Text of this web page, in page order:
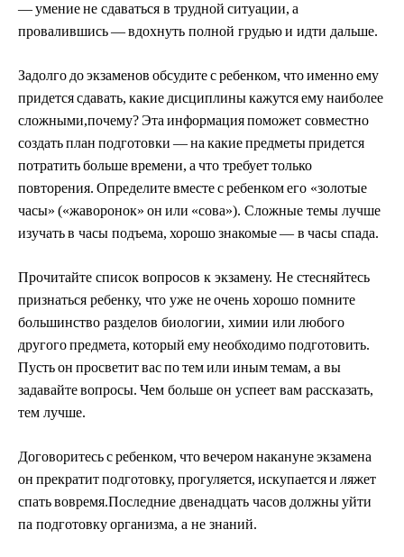
—умениене сдаваться в трудной ситуации, а
провалившись—вдохнуть полной грудьюи идти дальше.
Задолго доэкзаменов обсудитесребенком, чтоименноему
придетсясдавать, какие дисциплиныкажутсяемунаиболее
сложными,почему?Эта информацияпоможет совместно
создатьплан подготовки —на какиепредметыпридется
потратитьбольшевремени, а что требуеттолько
повторения. Определитевместесребенкомего «золотые
часы» («жаворонок» он или «сова»). Сложные темы лучше
изучатьв часы подъема, хорошознакомые— в часы спада.
Прочитайте список вопросов к экзамену. Не стесняйтесь
признаться ребенку, что уже неочень хорошо помните
большинство разделов биологии, химии или любого
другогопредмета, который емунеобходимоподготовить.
Пустьон просветитваспотемили инымтемам, а вы
задавайтевопросы. Чем больше он успеет вам рассказать,
тем лучше.
Договоритесьсребенком, чтовечеромнаканунеэкзамена
он прекратитподготовку, прогуляется, искупаетсяи ляжет
спатьвовремя.Последние двенадцать часов должныуйти
па подготовкуорганизма, а не знаний.